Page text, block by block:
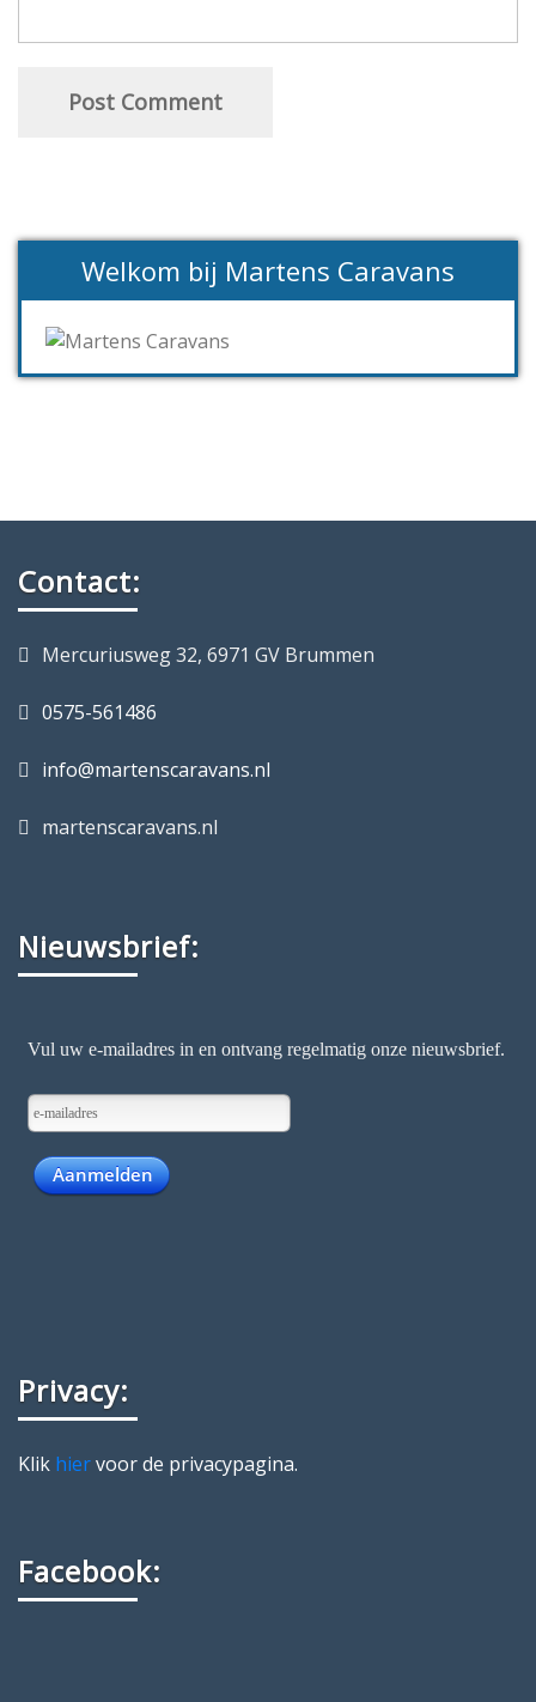
Welkom bij Martens Caravans
Contact:
Mercuriusweg 32, 6971 GV Brummen
0575-561486
info@martenscaravans.nl
martenscaravans.nl
Nieuwsbrief:
Privacy:
Klik hiervoor de privacypagina.
Facebook: